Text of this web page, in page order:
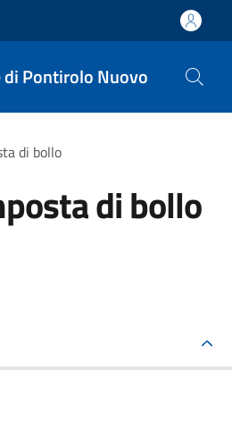
di Pontirolo Nuovo
di bollo
di bollo